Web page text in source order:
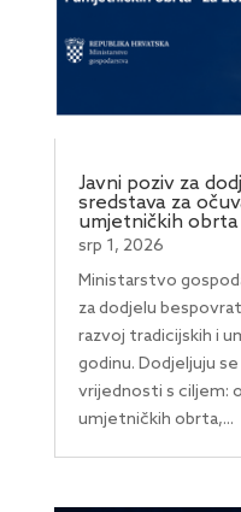
Javni poziv za
sredstava za
umjetničkih obrta
srp 1, 2026
Ministarstvo
za dodjelu
razvoj tradicijskih i
godinu. Dodjeljuju
vrijednosti s ciljem:
umjetničkih obrta,...